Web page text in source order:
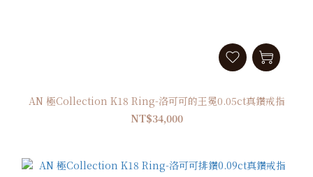
AN 極Collection K18 Ring-洛可可的王冕0.05ct真鑽戒指
NT$34,000